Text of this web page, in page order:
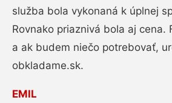
služba bola vykonaná k úplnej
Rovnako priaznivá bola aj cena.
a ak budem niečo potrebovať,
obkladame.sk.
EMIL